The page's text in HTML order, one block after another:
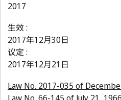
2017
生效 :
2017年12月30日
议定 :
2017年12月21日
Law No. 2017-035 of